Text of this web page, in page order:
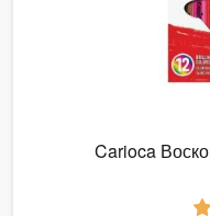
Carioca